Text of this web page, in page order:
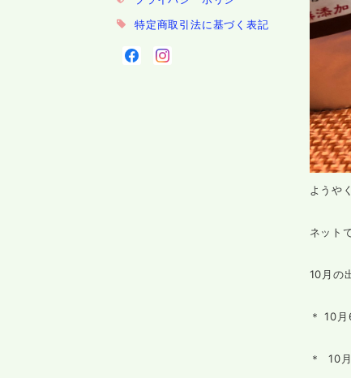
特定商取引法に基づく表記
ようや
ネット
10月の
＊ 10
＊ 10